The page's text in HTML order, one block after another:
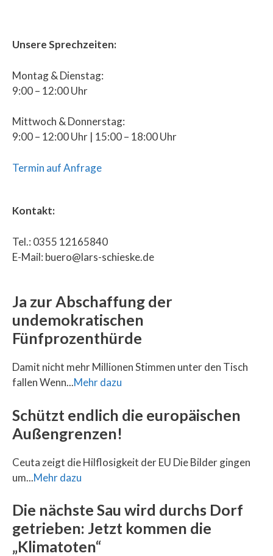
Unsere Sprechzeiten:
Montag & Dienstag:
9:00 – 12:00 Uhr
Mittwoch & Donnerstag:
9:00 – 12:00 Uhr | 15:00 – 18:00 Uhr
Termin auf Anfrage
Kontakt:
Tel.: 0355 12165840
E-Mail: buero@lars-schieske.de
Ja zur Abschaffung der
undemokratischen
Fünfprozenthürde
Damit nicht mehr Millionen Stimmen unter den Tisch
fallen Wenn...Mehr dazu
Schützt endlich die europäischen
Außengrenzen!
Ceuta zeigt die Hilflosigkeit der EU Die Bilder gingen
um...Mehr dazu
Die nächste Sau wird durchs Dorf
getrieben: Jetzt kommen die
„Klimatoten“